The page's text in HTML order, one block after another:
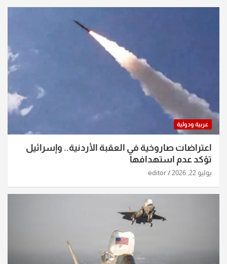
عربية ودولية
اعتراضات صاروخية في العقبة الأردنية.. وإسرائيل
تؤكد عدم استهدافها
يوليو 22, 2026 editor